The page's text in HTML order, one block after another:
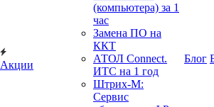
Акции
(компьютера) за 1
час
Замена ПО на
ККТ
АТОЛ Connect.
ИТС на 1 год
Штрих-М:
Сервис
Блог